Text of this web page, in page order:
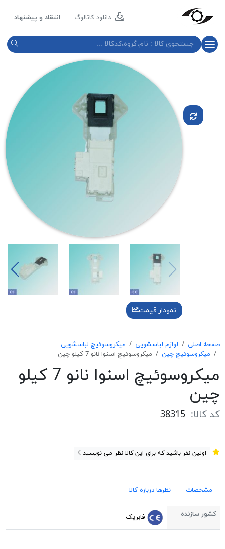
دانلود کاتالوگ انتقاد و پیشنهاد
نمودار قیمت
صفحه اصلی لوازم لباسشویی
میکروسوئیچ لباسشویی
میکروسوئیچ چین
میکروسوئیچ اسنوا نانو 7 کیلو چین
میکروسوئیچ اسنوا نانو 7 کیلو
چین
کد کالا: 38315
اولین نفر باشید که برای این کالا نظر می نویسید
مشخصات نظرها درباره کالا
کشور سازنده فابریک